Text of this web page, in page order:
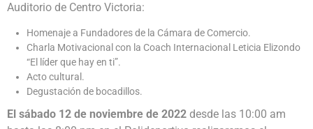
Auditorio de Centro Victoria:
Homenaje a Fundadores de la Cámara de Comercio.
Charla Motivacional con la Coach Internacional Leticia Elizondo
“El líder que hay en ti”.
Acto cultural.
Degustación de bocadillos.
El sábado 12 de noviembre de 2022 desde las 10:00 am